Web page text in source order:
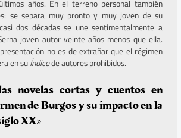
años. En el terreno personal también
se separa muy pronto y muy joven de su
dos décadas se une sentimentalmente a
joven autor veinte años menos que ella.
no es de extrañar que el régimen
en suÍndicede autores prohibidos.
novelas cortas y cuentos en
de Burgos y su impacto en la
XX»